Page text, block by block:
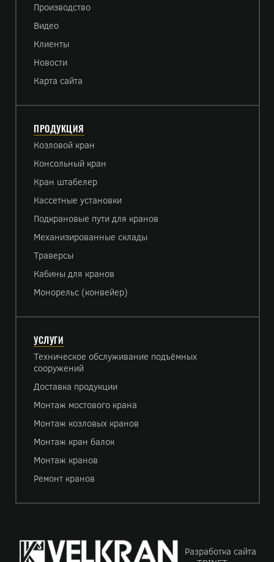
Производство
Видео
Клиенты
Новости
Карта сайта
ПРОДУКЦИЯ
Козловой кран
Консольный кран
Кран штабелер
Кассетные установки
Подкрановые пути для кранов
Механизированные склады
Траверсы
Кабины для кранов
Монорельс (конвейер)
УСЛУГИ
Техническое обслуживание подъёмных
сооружений
Доставка продукции
Монтаж мостового крана
Монтаж козловых кранов
Монтаж кран балок
Монтаж кранов
Ремонт кранов
Разработка сайта